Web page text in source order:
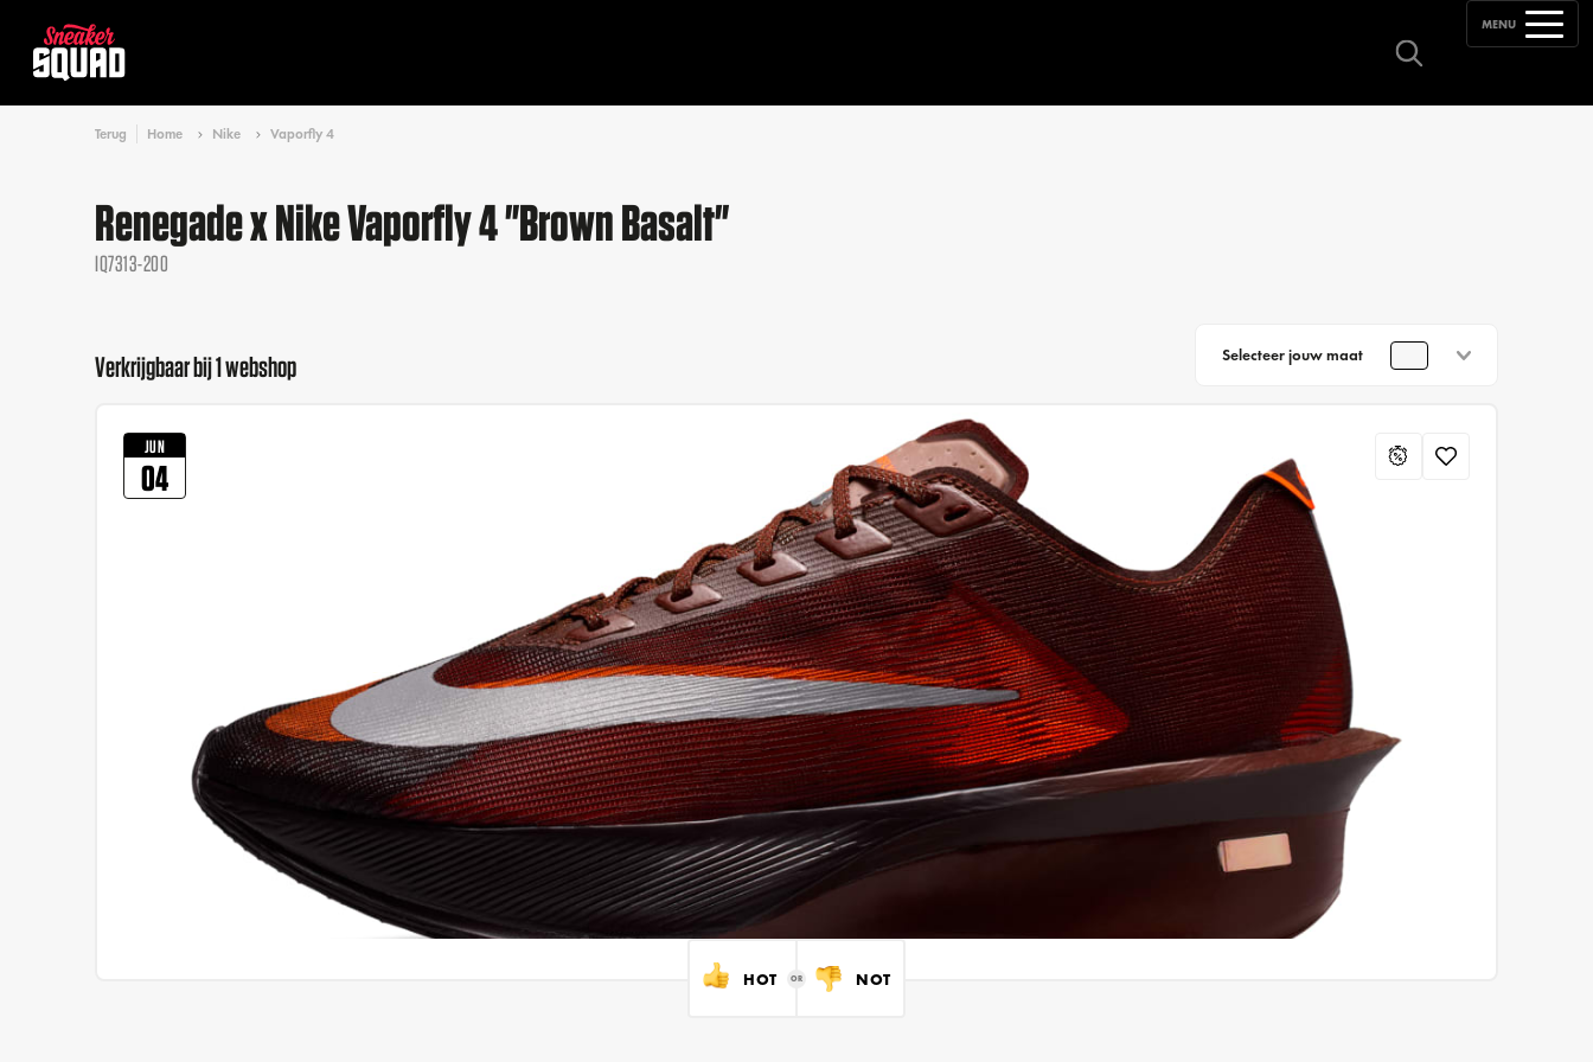
MENU
Terug Home Nike Vaporfly 4
Renegade x Nike Vaporfly 4 "Brown Basalt"
IQ7313-200
Verkrijgbaar bij 1 webshop Selecteer jouw maat
JUN
04
HOT NOT